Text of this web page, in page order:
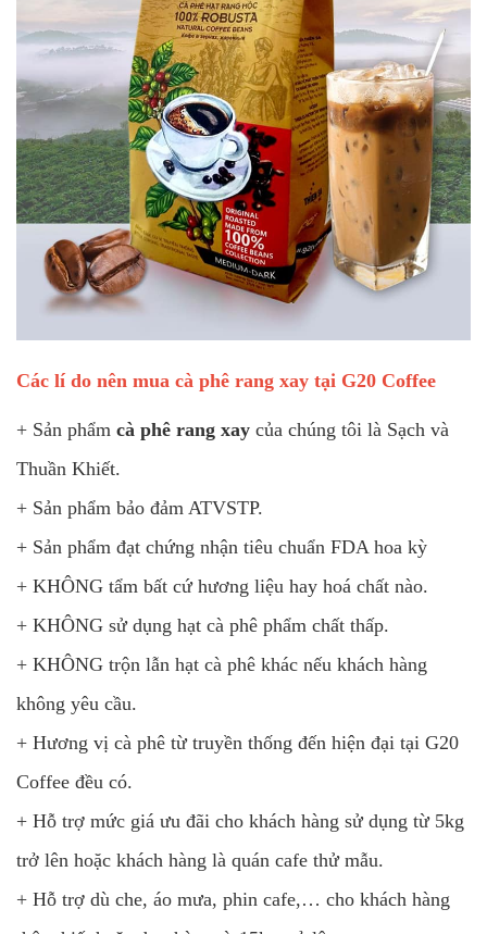
Các lí do nên mua cà phê rang xay tại G20 Coffee
+ Sản phẩm cà phê rang xay của chúng tôi là Sạch và
Thuần Khiết.
+ Sản phẩm bảo đảm ATVSTP.
+ Sản phẩm đạt chứng nhận tiêu chuẩn FDA hoa kỳ
+ KHÔNG tẩm bất cứ hương liệu hay hoá chất nào.
+ KHÔNG sử dụng hạt cà phê phẩm chất thấp.
+ KHÔNG trộn lẫn hạt cà phê khác nếu khách hàng
không yêu cầu.
+ Hương vị cà phê từ truyền thống đến hiện đại tại G20
Coffee đều có.
+ Hỗ trợ mức giá ưu đãi cho khách hàng sử dụng từ 5kg
trở lên hoặc khách hàng là quán cafe thử mẫu.
+ Hỗ trợ dù che, áo mưa, phin cafe,… cho khách hàng